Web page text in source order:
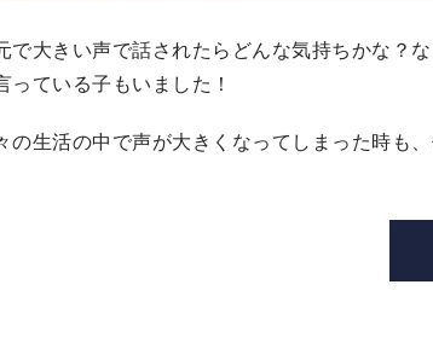
で大きい声で話されたらどんな気持ちかな？
っている子もいました！
の生活の中で声が大きくなってしまった時も